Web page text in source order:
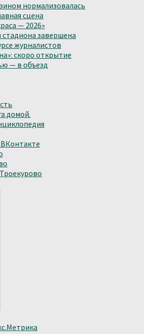
нормализовалась
сцена
— 2026»
стадиона завершена
журналистов
скоро открытие
— в объезд
домой.